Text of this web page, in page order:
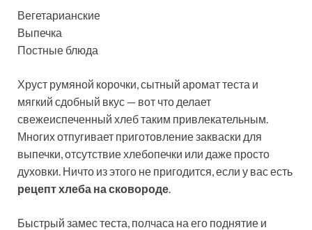
Вегетарианские
Выпечка
Постные блюда
Хруст румяной корочки, сытный аромат теста и
мягкий сдобный вкус — вот что делает
свежеиспеченный хлеб таким привлекательным.
Многих отпугивает приготовление закваски для
выпечки, отсутствие хлебопечки или даже просто
духовки. Ничто из этого не пригодится, если у вас есть
рецепт хлеба на сковороде
Быстрый замес теста, полчаса на его поднятие и